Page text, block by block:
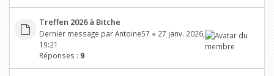
Treffen 2026 à Bitche
Dernier message parAntoine57 « 27 janv. 2026,
19:21
Réponses : 9